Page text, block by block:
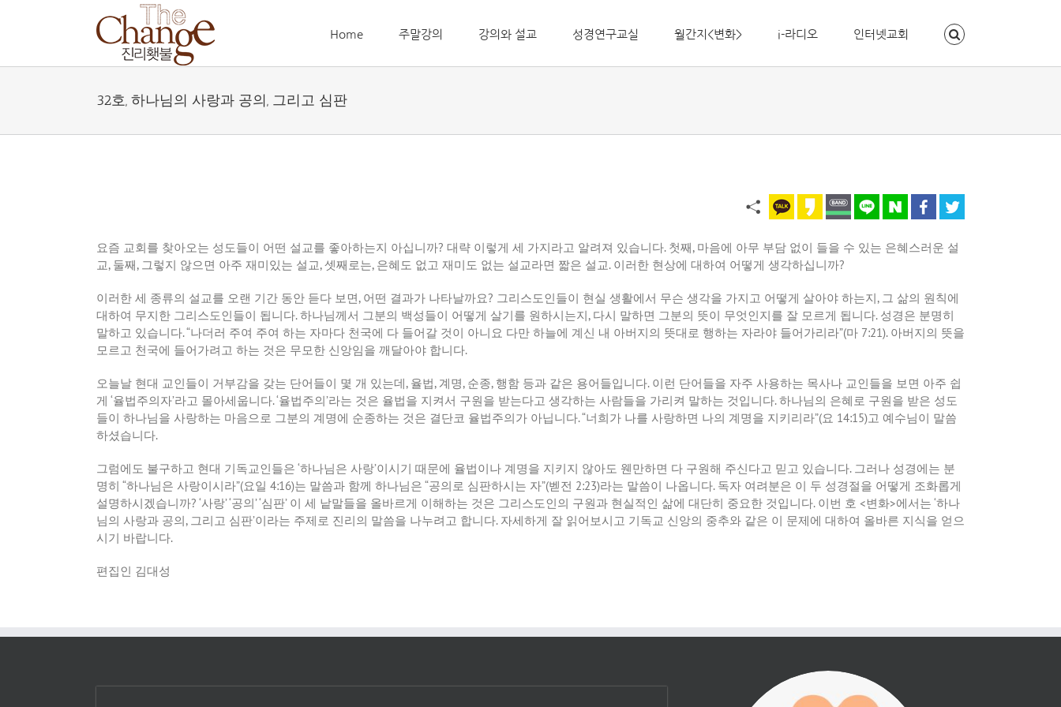
Home 주말강의 강의와 설교 성경연구교실 월간지<변화> i-라디오 인터넷교회
32호, 하나님의 사랑과 공의, 그리고 심판
요즘 교회를 찾아오는 성도들이 어떤 설교를 좋아하는지 아십니까? 대략 이렇게 세 가지라고 알려져 있습니다. 첫째, 마음에 아무 부담 없이 들을 수 있는 은혜스러운 설
교, 둘째, 그렇지 않으면 아주 재미있는 설교,셋째로는, 은혜도 없고 재미도 없는 설교라면 짧은 설교. 이러한 현상에 대하여 어떻게 생각하십니까?
이러한 세 종류의 설교를 오랜 기간 동안 듣다 보면, 어떤 결과가 나타날까요? 그리스도인들이 현실 생활에서 무슨 생각을 가지고 어떻게 살아야 하는지, 그 삶의 원칙에
대하여 무지한 그리스도인들이 됩니다.하나님께서 그분의 백성들이 어떻게 살기를 원하시는지, 다시 말하면 그분의 뜻이 무엇인지를 잘 모르게 됩니다. 성경은 분명히
말하고 있습니다. “나더러 주여 주여 하는 자마다 천국에 다 들어갈 것이 아니요 다만 하늘에 계신 내 아버지의 뜻대로 행하는 자라야 들어가리라”(마 7:21). 아버지의 뜻을
모르고 천국에 들어가려고 하는 것은 무모한 신앙임을 깨달아야 합니다.
오늘날 현대 교인들이 거부감을 갖는 단어들이 몇 개 있는데, 율법, 계명, 순종, 행함 등과 같은 용어들입니다. 이런 단어들을 자주 사용하는 목사나 교인들을 보면 아주 쉽
게 ‘율법주의자’라고 몰아세웁니다. ‘율법주의’라는 것은 율법을 지켜서 구원을 받는다고 생각하는 사람들을 가리켜 말하는 것입니다.하나님의 은혜로 구원을 받은 성도
들이 하나님을 사랑하는 마음으로 그분의 계명에 순종하는 것은 결단코 율법주의가 아닙니다. “너희가 나를 사랑하면 나의 계명을 지키리라”(요 14:15)고 예수님이 말씀
하셨습니다.
그럼에도 불구하고 현대 기독교인들은 ‘하나님은 사랑’이시기 때문에 율법이나 계명을 지키지 않아도 웬만하면 다 구원해 주신다고 믿고 있습니다. 그러나 성경에는 분
명히 “하나님은 사랑이시라”(요일 4:16)는 말씀과 함께 하나님은 “공의로 심판하시는 자”(벧전 2:23)라는 말씀이 나옵니다. 독자 여려분은 이 두 성경절을 어떻게 조화롭게
설명하시겠습니까? ‘사랑’ ‘공의’ ‘심판’ 이 세 낱말들을 올바르게 이해하는 것은 그리스도인의 구원과 현실적인 삶에 대단히 중요한 것입니다. 이번 호 <변화>에서는 ‘하나
님의 사랑과 공의, 그리고 심판’이라는 주제로 진리의 말씀을 나누려고 합니다. 자세하게 잘 읽어보시고 기독교 신앙의 중추와 같은 이 문제에 대하여 올바른 지식을 얻으
시기 바랍니다.
편집인 김대성